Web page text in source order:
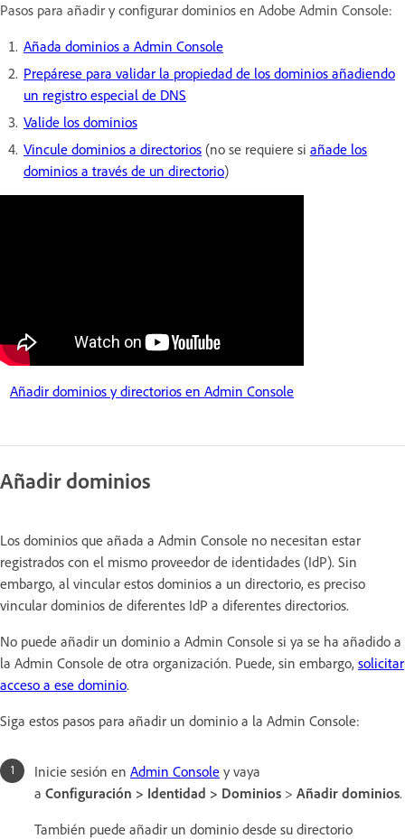
Pasos para añadir y configurar dominios en Adobe Admin Console:
Añada dominios a Admin Console
Prepárese para validar la propiedad de los dominios añadiendo
un registro especial de DNS
Valide los dominios
Vincule dominios a directorios (no se requiere si añade los
dominios a través de un directorio)
Añadir dominios y directorios en Admin Console
Añadir dominios
Los dominios que añada a Admin Console no necesitan estar
registrados con el mismo proveedor de identidades (IdP). Sin
embargo, al vincular estos dominios a un directorio, es preciso
vincular dominios de diferentes IdP a diferentes directorios.
No puede añadir un dominio a Admin Console si ya se ha añadido a
la Admin Console de otra organización. Puede, sin embargo, solicitar
acceso a ese dominio.
Siga estos pasos para añadir un dominio a la Admin Console:
Inicie sesión en Admin Console y vaya
a Configuración > Identidad > Dominios > Añadir dominios.
También puede añadir un dominio desde su directorio